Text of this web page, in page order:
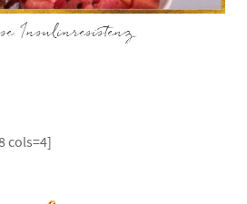
Insulinresistenz
cols=4]